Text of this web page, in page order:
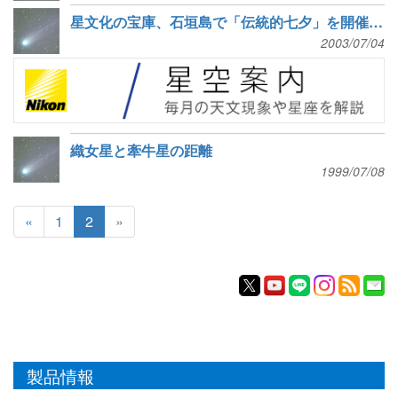
星文化の宝庫、石垣島で「伝統的七夕」を開催！（NAOニュース）
2003/07/04
織女星と牽牛星の距離
1999/07/08
« 1 2 »
製品情報